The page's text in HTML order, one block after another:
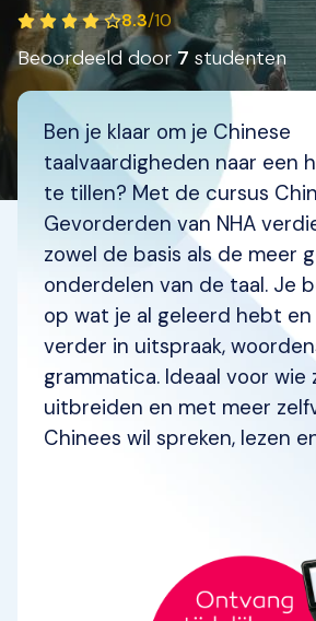
8.3/10
Beoordeeld door7 studenten
Ben je klaar om je Chinese
taalvaardigheden naar een
te tillen? Met de cursus
Gevorderden van NHA
zowel de basis als de meer
onderdelen van de taal. Je
op wat je al geleerd hebt
verder in uitspraak,
grammatica. Ideaal voor wie
uitbreiden en met meer
Chinees wil spreken, lezen